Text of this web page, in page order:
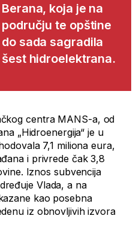
Berana, koja je na
području te opštine
do sada sagradila
šest hidroelektrana.
centra MANS-a, od
„Hidroenergija“ je u
7,1 miliona eura,
i privrede čak 3,8
Iznos subvencija
Vlada, a na
kao posebna
iz obnovljivih izvora